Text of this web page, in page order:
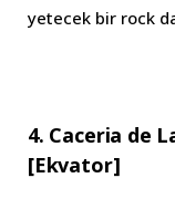
yetecek bir rock
4. Caceria de
[Ekvator]